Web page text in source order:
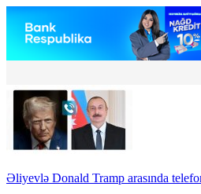
Əliyevlə Donald Tramp arasında